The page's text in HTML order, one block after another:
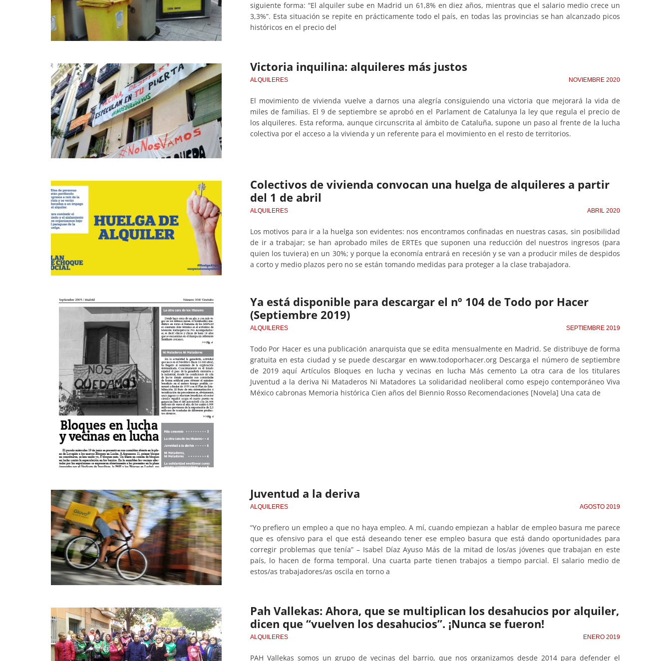
siguiente forma: “El alquiler sube en Madrid un 61,8% en diez años, mientras que el salario medio crece un
3,3%”. Esta situación se repite en prácticamente todo el país, en todas las provincias se han alcanzado picos
históricos en el precio del
Victoria inquilina: alquileres más justos
ALQUILERES NOVIEMBRE 2020
El movimiento de vivienda vuelve a darnos una alegría consiguiendo una victoria que mejorará la vida de
miles de familias. El 9 de septiembre se aprobó en el Parlament de Catalunya la ley que regula el precio de
los alquileres. Esta reforma, aunque circunscrita al ámbito de Cataluña, supone un paso al frente de la lucha
colectiva por el acceso a la vivienda y un referente para el movimiento en el resto de territorios.
Colectivos de vivienda convocan una huelga de alquileres a partir
del 1 de abril
ALQUILERES ABRIL 2020
Los motivos para ir a la huelga son evidentes: nos encontramos confinadas en nuestras casas, sin posibilidad
de ir a trabajar; se han aprobado miles de ERTEs que suponen una reducción del nuestros ingresos (para
quien los tuviera) en un 30%; y porque la economía entrará en recesión y se van a producir miles de despidos
a corto y medio plazos pero no se están tomando medidas para proteger a la clase trabajadora.
Ya está disponible para descargar el nº 104 de Todo por Hacer
(Septiembre 2019)
ALQUILERES SEPTIEMBRE 2019
Todo Por Hacer es una publicación anarquista que se edita mensualmente en Madrid. Se distribuye de forma
gratuita en esta ciudad y se puede descargar en www.todoporhacer.org Descarga el número de septiembre
de 2019 aquí Artículos Bloques en lucha y vecinas en lucha Más cemento La otra cara de los titulares
Juventud a la deriva Ni Mataderos Ni Matadores La solidaridad neoliberal como espejo contemporáneo Viva
México cabronas Memoria histórica Cien años del Biennio Rosso Recomendaciones [Novela] Una cata de
Juventud a la deriva
ALQUILERES AGOSTO 2019
“Yo prefiero un empleo a que no haya empleo. A mí, cuando empiezan a hablar de empleo basura me parece
que es ofensivo para el que está deseando tener ese empleo basura que está dando oportunidades para
corregir problemas que tenía” – Isabel Díaz Ayuso Más de la mitad de los/as jóvenes que trabajan en este
país, lo hacen de forma temporal. Una cuarta parte tienen trabajos a tiempo parcial. El salario medio de
estos/as trabajadores/as oscila en torno a
Pah Vallekas: Ahora, que se multiplican los desahucios por alquiler,
dicen que “vuelven los desahucios”. ¡Nunca se fueron!
ALQUILERES ENERO 2019
PAH Vallekas somos un grupo de vecinas del barrio, que nos organizamos desde 2014 para defender el